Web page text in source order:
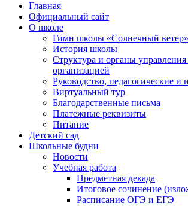
Главная
Официальный сайт
О школе
Гимн школы «Солнечный ветер»
История школы
Структура и органы управления
организацией
Руководство, педагогические и
Виртуальный тур
Благодарственные письма
Платежные реквизиты
Питание
Детский сад
Школьные будни
Новости
Учебная работа
Предметная декада
Итоговое сочинение
Расписание ОГЭ и ЕГЭ